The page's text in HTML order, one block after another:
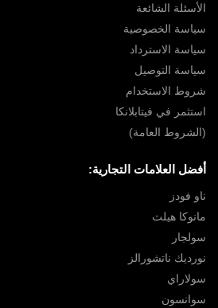
الأسئلة الشائعة
سياسة الخصوصية
سياسة الاسترداد
سياسة التوصيل
شروط الاستخدام
استثمر في فيتابلانكا
(الشروط العامة)
أفضل العلامات التجارية:
ناو فودز
مانوكا هيلث
سولجار
نورديك ناتشورالز
سولاراي
سوانسون